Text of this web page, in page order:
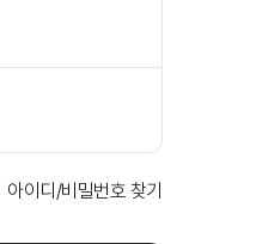
아이디/비밀번호 찾기